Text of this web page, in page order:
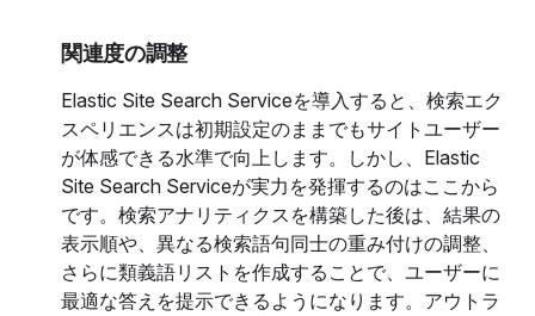
関連度の調整
Elastic Site Search Serviceを導入すると、検索エク
スペリエンスは初期設定のままでもサイトユーザー
が体感できる水準で向上します。しかし、Elastic
Site Search Serviceが実力を発揮するのはここから
です。検索アナリティクスを構築した後は、結果の
表示順や、異なる検索語句同士の重み付けの調整、
さらに類義語リストを作成することで、ユーザーに
最適な答えを提示できるようになります。アウトラ